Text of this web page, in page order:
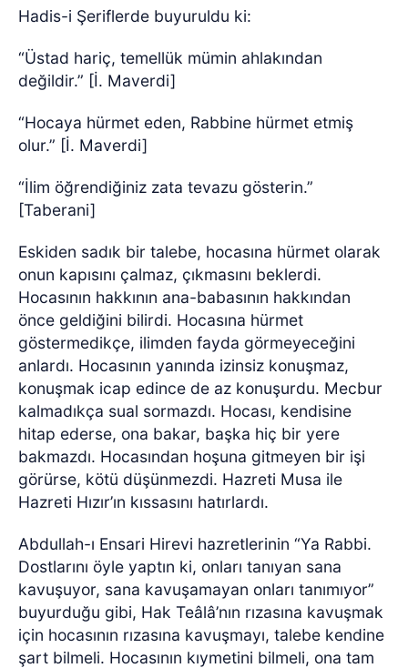
Hadis-i Şeriflerde buyuruldu ki:
“Üstad hariç, temellük mümin ahlakından
değildir.” [İ. Maverdi]
“Hocaya hürmet eden, Rabbine hürmet etmiş
olur.” [İ. Maverdi]
“İlim öğrendiğiniz zata tevazu gösterin.”
[Taberani]
Eskiden sadık bir talebe, hocasına hürmet olarak
onun kapısını çalmaz, çıkmasını beklerdi.
Hocasının hakkının ana-babasının hakkından
önce geldiğini bilirdi. Hocasına hürmet
göstermedikçe, ilimden fayda görmeyeceğini
anlardı. Hocasının yanında izinsiz konuşmaz,
konuşmak icap edince de az konuşurdu. Mecbur
kalmadıkça sual sormazdı. Hocası, kendisine
hitap ederse, ona bakar, başka hiç bir yere
bakmazdı. Hocasından hoşuna gitmeyen bir işi
görürse, kötü düşünmezdi. Hazreti Musa ile
Hazreti Hızır’ın kıssasını hatırlardı.
Abdullah-ı Ensari Hirevi hazretlerinin “Ya Rabbi.
Dostlarını öyle yaptın ki, onları tanıyan sana
kavuşuyor, sana kavuşamayan onları tanımıyor”
buyurduğu gibi, Hak Teâlâ’nın rızasına kavuşmak
için hocasının rızasına kavuşmayı, talebe kendine
şart bilmeli. Hocasının kıymetini bilmeli, ona tam